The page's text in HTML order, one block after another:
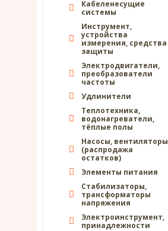
Кабеленесущие
системы
Инструмент,
устройства
измерения, средства
защиты
Электродвигатели,
преобразователи
частоты
Удлинители
Теплотехника,
водонагреватели,
тёплые полы
Насосы, вентиляторы
(распродажа
остатков)
Элементы питания
Стабилизаторы,
трансформаторы
напряжения
Электроинструмент,
принадлежности